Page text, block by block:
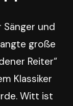
und
große
Reiter“
Klassiker
Witt ist